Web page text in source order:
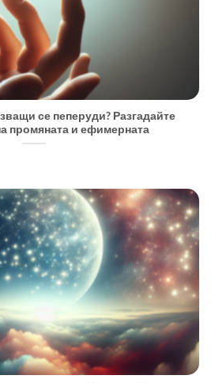
се пеперуди? Разгадайте
промяната и ефимерната